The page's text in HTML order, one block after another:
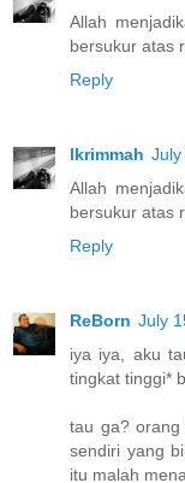
Allah
bersukur atas
Reply
Ikrimmah July
Allah
bersukur atas
Reply
ReBorn July
iya iya, aku
tingkat tinggi*
tau ga? orang
sendiri yang
itu malah